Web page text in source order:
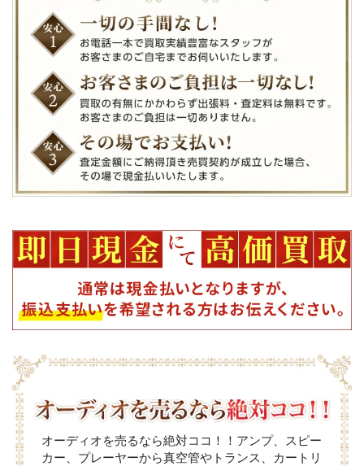
オーディオを売るなら絶対ココ！！アンプ、スピー
カー、プレーヤーから真空管やトランス、カートリ